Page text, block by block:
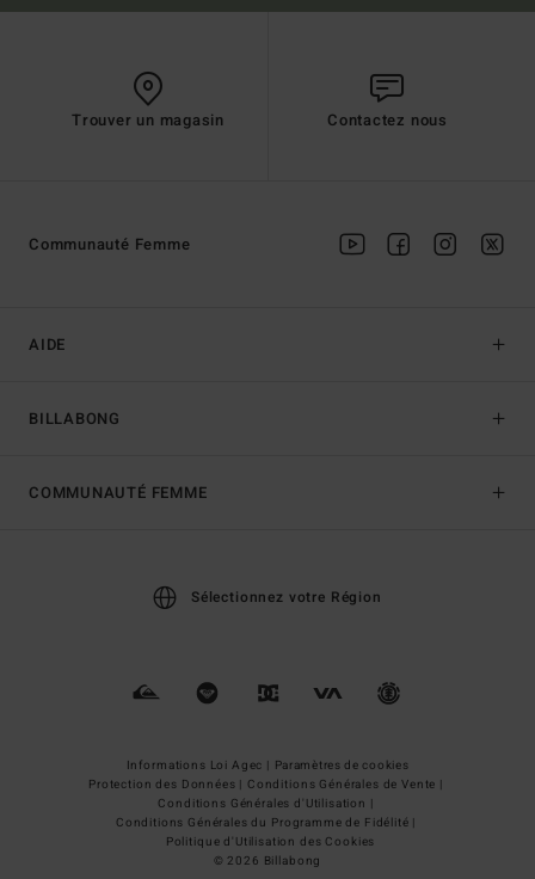
Trouver un magasin Contactez nous
AIDE
BILLABONG
Communauté Femme
COMMUNAUTÉ FEMME
Sélectionnez votre Région
Informations Loi Agec | Paramètres de cookies
Protection des Données | Conditions Générales de Vente |
Conditions Générales d'Utilisation |
Conditions Générales du Programme de Fidélité |
Politique d'Utilisation des Cookies
© 2026 Billabong